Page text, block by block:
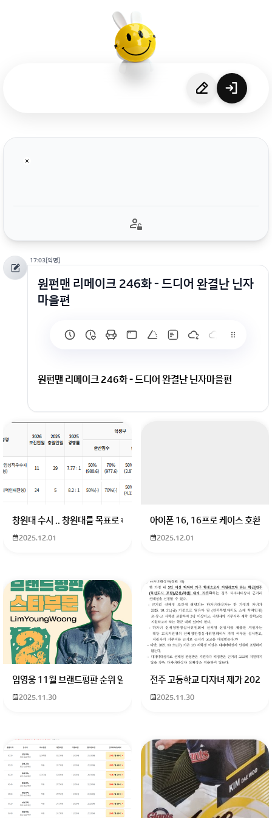
17:03[익명]
원펀맨 리메이크 246화 - 드디어 완결난 닌자
마을편
원펀맨 리메이크 246화 - 드디어 완결난 닌자마을편
회원가입 혹은 광고 [X]를 누르면 내용이 보입니다
창원대 수시 .. 창원대를 목표로 하고 있는 09년생입니다 지금 제 내신이 5
2025.12.01
아이폰 16, 16프로 케이스 호환
2025.12.01
임영웅 11월 브랜드평판 순위 알고싶어요 임영웅 11월 브랜드평판에서
2025.11.30
전주 고등학교 다자녀 제가 2027
2025.11.30